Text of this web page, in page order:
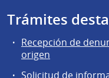
Trámites
Recepción de
origen
Solicitud de